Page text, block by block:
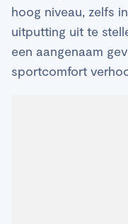
hoog niveau, zelfs
uitputting uit te
een aangenaam
sportcomfort